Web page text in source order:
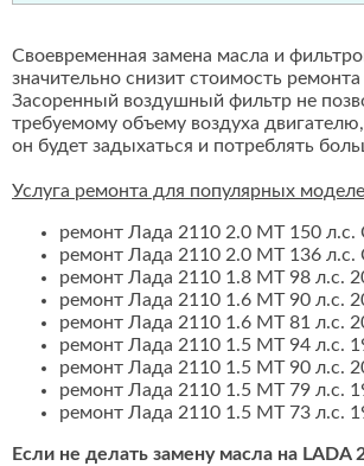
Своевременная замена масла и
значительно снизит стоимость
Засоренный воздушный фильтр не
требуемому объему воздуха
он будет задыхаться и потреблять
Услуга ремонта для популярных
ремонт Лада 2110 2.0 MT 150 л.с.
ремонт Лада 2110 2.0 MT 136 л.с.
ремонт Лада 2110 1.8 MT 98 л.с.
ремонт Лада 2110 1.6 MT 90 л.с.
ремонт Лада 2110 1.6 MT 81 л.с.
ремонт Лада 2110 1.5 MT 94 л.с.
ремонт Лада 2110 1.5 MT 90 л.с.
ремонт Лада 2110 1.5 MT 79 л.с.
ремонт Лада 2110 1.5 MT 73 л.с.
Если не делать замену масла на LADA